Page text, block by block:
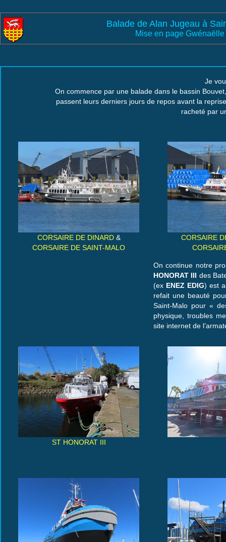
Balade de Alan Jugeau à
Mise en page Gwénaëlle
Je
On commence par une balade dans le bassin
passent leurs derniers jours de repos avant la
racheté par
CORSAIRE DE DINARD&
CORSAIRE DE SAINT-MALO
CORSAIRE
On continue notre
HONORAT III des
(ex ENEZ EDIG) est
refait une beauté
Saint-Malo pour «
physique, troubles
site internet de
ST HONORAT III